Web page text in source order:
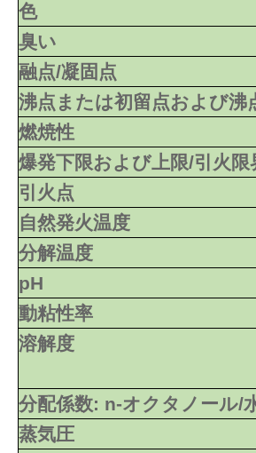
色
臭い
融点/凝固点
沸点または初留点および沸
燃焼性
爆発下限および上限/引火限
引火点
自然発火温度
分解温度
pH
動粘性率
溶解度
分配係数: n-オクタノール/
蒸気圧